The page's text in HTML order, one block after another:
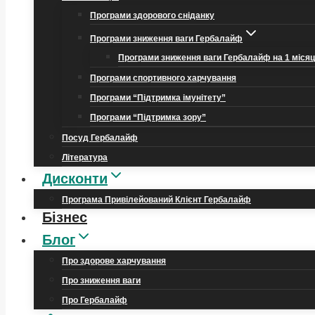
Програми здорового сніданку
Програми зниження ваги Гербалайф
Програми зниження ваги Гербалайф на 1
Програми спортивного харчування
Програми “Підтримка імунітету”
Програми “Підтримка зору”
Посуд Гербалайф
Література
Дисконти
Програма Привілейований Клієнт Гербалайф
Бізнес
Блог
Про здорове харчування
Про зниження ваги
Про Гербалайф